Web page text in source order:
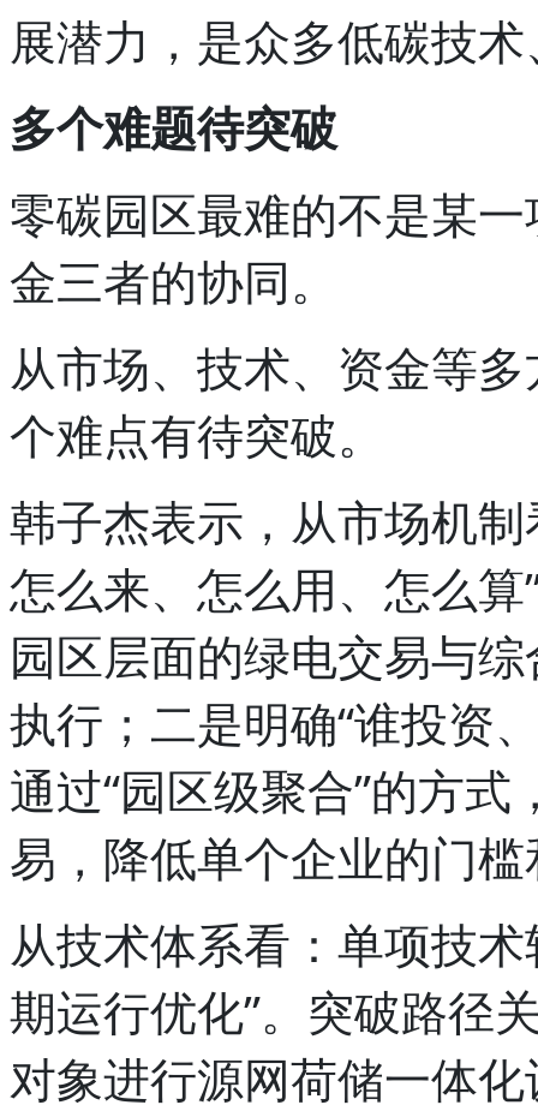
展潜力，是众多低碳技
多个难题待突破
零碳园区最难的不是某
金三者的协同。
从市场、技术、资金等
个难点有待突破。
韩子杰表示，从市场机
怎么来、怎么用、怎么
园区层面的绿电交易与
执行；二是明确“谁投资
通过“园区级聚合”的方
易，降低单个企业的门
从技术体系看：单项技
期运行优化”。突破路径
对象进行源网荷储一体